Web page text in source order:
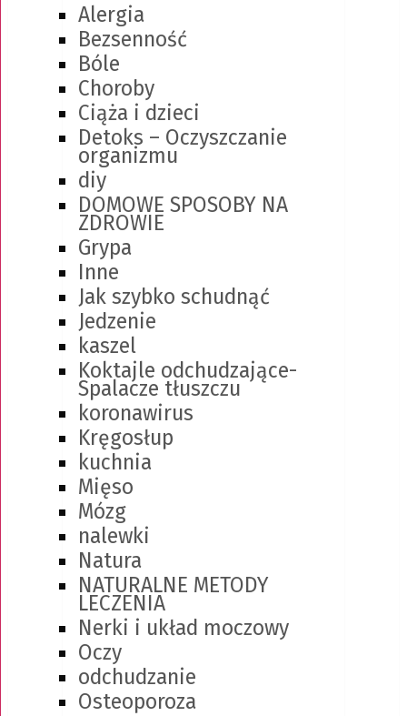
Alergia
Bezsenność
Bóle
Choroby
Ciąża i dzieci
Detoks – Oczyszczanie
organizmu
diy
DOMOWE SPOSOBY NA
ZDROWIE
Grypa
Inne
Jak szybko schudnąć
Jedzenie
kaszel
Koktajle odchudzające-
Spalacze tłuszczu
koronawirus
Kręgosłup
kuchnia
Mięso
Mózg
nalewki
Natura
NATURALNE METODY
LECZENIA
Nerki i układ moczowy
Oczy
odchudzanie
Osteoporoza